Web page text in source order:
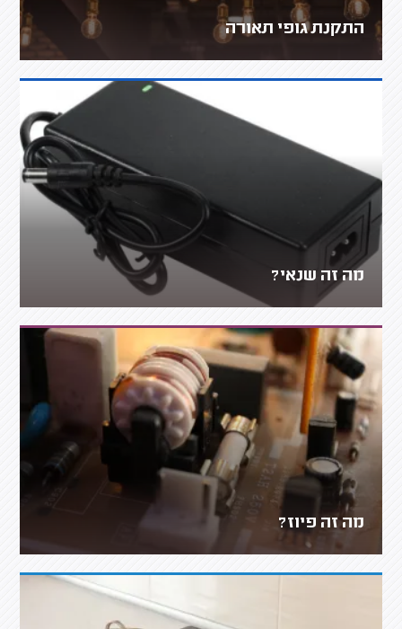
התקנת גופי תאורה
מה זה שנאי?
מה זה פיוז?